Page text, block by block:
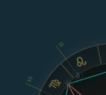
XI
XII